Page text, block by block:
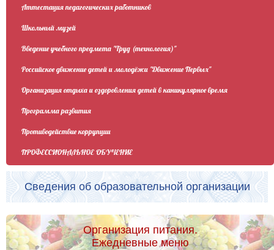
Аттестация педагогических работников
Школьный музей
Введение учебного предмета "Труд (технология)"
Российское движение детей и молодёжи "Движение Первых"
Организация отдыха и оздоровления детей в каникулярное время
Программа развития
Противодействие коррупции
ПРОФЕССИОНАЛЬНОЕ ОБУЧЕНИЕ
Сведения об образовательной организации
Организация питания.
Ежедневные меню